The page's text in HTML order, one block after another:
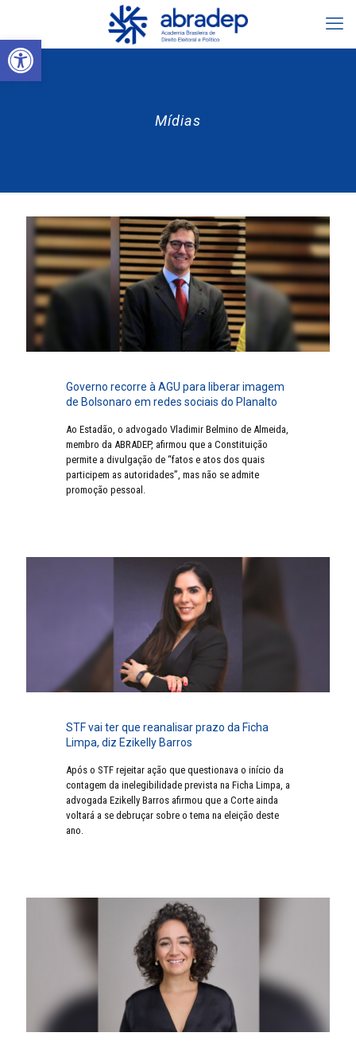
Abrir a barra de ferramentas
Mídias
Governo recorre à AGU para liberar imagem
de Bolsonaro em redes sociais do Planalto
Ao Estadão, o advogado Vladimir Belmino de Almeida,
membro da ABRADEP, afirmou que a Constituição
permite a divulgação de “fatos e atos dos quais
participem as autoridades”, mas não se admite
promoção pessoal.
STF vai ter que reanalisar prazo da Ficha
Limpa, diz Ezikelly Barros
Após o STF rejeitar ação que questionava o início da
contagem da inelegibilidade prevista na Ficha Limpa, a
advogada Ezikelly Barros afirmou que a Corte ainda
voltará a se debruçar sobre o tema na eleição deste
ano.